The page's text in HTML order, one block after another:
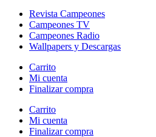
Revista Campeones
Campeones TV
Campeones Radio
Wallpapers y Descargas
Carrito
Mi cuenta
Finalizar compra
Carrito
Mi cuenta
Finalizar compra